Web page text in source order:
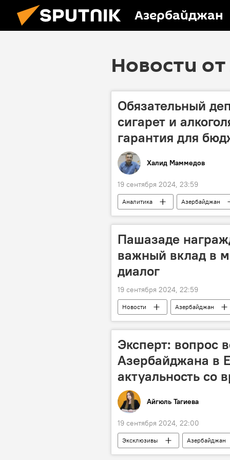
Азербайджан
Новости
Обязательный
сигарет и
гарантия для
Халид Маммедов
19 сентября 2024, 23:59
Аналитика Азербайджан
Алкоголь
Табачные изделия
Пашазаде
важный вклад в
диалог
19 сентября 2024, 22:59
Новости Азербайджан
Православие
Русская
межрелигиозный диалог
Эксперт: вопрос
Азербайджана в
актуальность со
Айгюль Тагиева
19 сентября 2024, 22:00
Эксклюзивы Азербайджан
Товарооборот
Коридор